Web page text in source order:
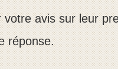
avis sur leur
réponse.